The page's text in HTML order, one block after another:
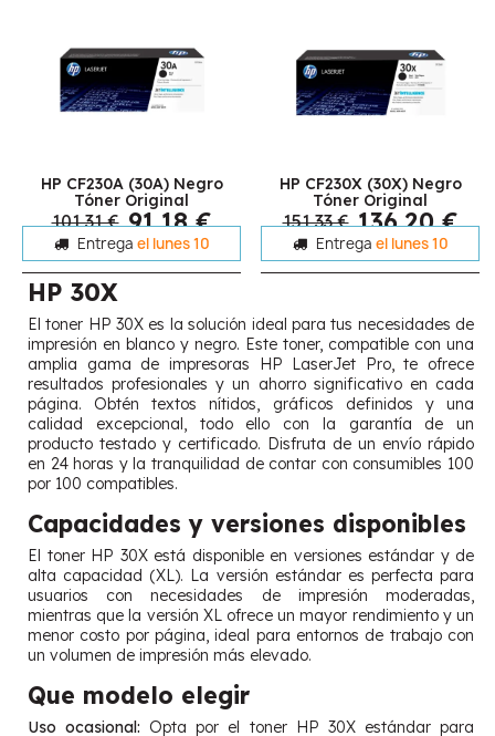
HP CF230A (30A) Negro
Tóner Original
101,31 € 91,18 €
Entrega el lunes 10
HP CF230X (30X) Negro
Tóner Original
151,33 € 136,20 €
Entrega el lunes 10
HP 30X
El toner HP 30X es la solución ideal para tus necesidades de
impresión en blanco y negro. Este toner, compatible con una
amplia gama de impresoras HP LaserJet Pro, te ofrece
resultados profesionales y un ahorro significativo en cada
página. Obtén textos nítidos, gráficos definidos y una
calidad excepcional, todo ello con la garantía de un
producto testado y certificado. Disfruta de un envío rápido
en 24 horas y la tranquilidad de contar con consumibles 100
por 100 compatibles.
Capacidades y versiones disponibles
El toner HP 30X está disponible en versiones estándar y de
alta capacidad (XL). La versión estándar es perfecta para
usuarios con necesidades de impresión moderadas,
mientras que la versión XL ofrece un mayor rendimiento y un
menor costo por página, ideal para entornos de trabajo con
un volumen de impresión más elevado.
Que modelo elegir
Uso ocasional: Opta por el toner HP 30X estándar para